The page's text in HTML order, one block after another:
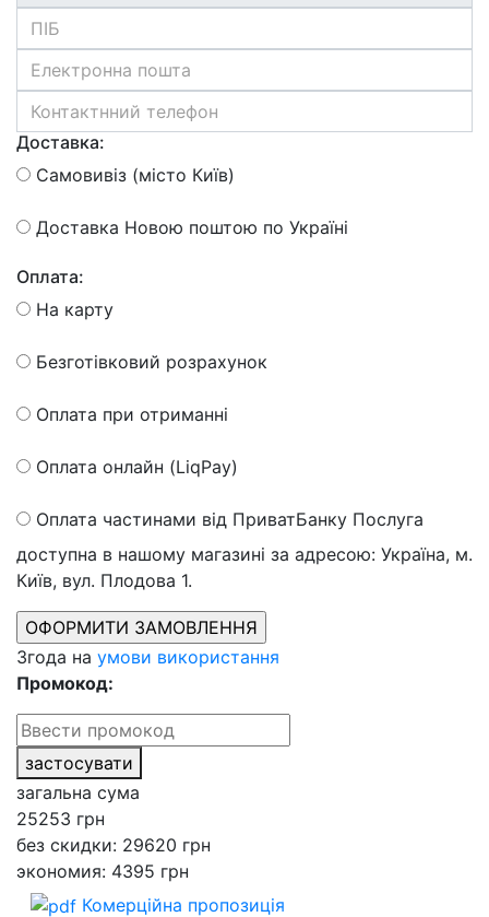
Доставка:
Самовивіз (місто Київ)
Доставка Новою поштою по Україні
Оплата:
На карту
Безготівковий розрахунок
Оплата при отриманні
Оплата онлайн (LiqPay)
Оплата частинами від ПриватБанку Послуга
доступна в нашому магазині за адресою: Україна, м.
Київ, вул. Плодова 1.
Згода на умови використання
Промокод:
застосувати
загальна сума
25253 грн
без скидки: 29620 грн
экономия: 4395 грн
Комерційна пропозиція